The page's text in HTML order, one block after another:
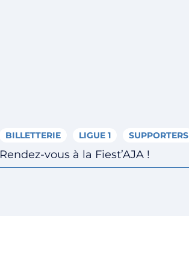
BILLETTERIE LIGUE 1 SUPPORTERS
Rendez-vous à la Fiest’AJA !